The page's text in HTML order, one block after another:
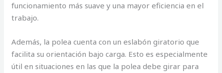
funcionamiento más suave y una mayor eficiencia en el
trabajo.
Además, la polea cuenta con un eslabón giratorio que
facilita su orientación bajo carga. Esto es especialmente
útil en situaciones en las que la polea debe girar para